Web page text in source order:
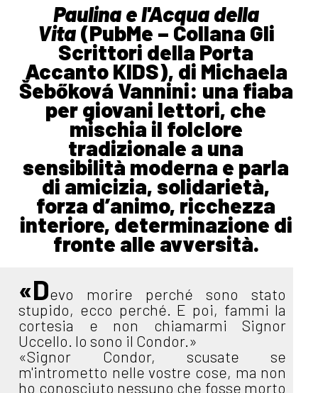
Paulina e l'Acqua della
Vita(PubMe – Collana Gli
Scrittori della Porta
Accanto KIDS), di Michaela
Šebőková Vannini: una fiaba
per giovani lettori, che
mischia il folclore
tradizionale a una
sensibilità moderna e parla
di amicizia, solidarietà,
forza d’animo, ricchezza
interiore, determinazione di
fronte alle avversità.
«Devo morire perché sono stato
stupido, ecco perché. E poi, fammi la
cortesia e non chiamarmi Signor
Uccello. Io sono il Condor.»
«Signor Condor, scusate se
m'intrometto nelle vostre cose, ma non
ho conosciuto nessuno che fosse morto